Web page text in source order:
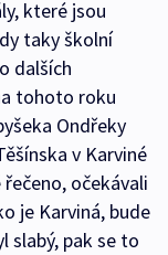
které jsou
taky školní
dalších
tohoto roku
Ondřeky
v Karviné
očekávali
je Karviná, bude
slabý, pak se to